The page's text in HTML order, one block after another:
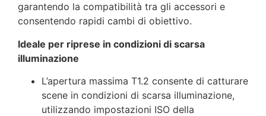
garantendo la compatibilità tra gli accessori e
consentendo rapidi cambi di obiettivo.
Ideale per riprese in condizioni di scarsa
illuminazione
L’apertura massima T1.2 consente di catturare
scene in condizioni di scarsa illuminazione,
utilizzando impostazioni ISO della